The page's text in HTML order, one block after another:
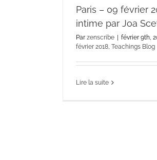
Paris – 09 février
intime par Joa
Par zenscribe | février 9th,
février 2018 Teachings Blog
Lire la suite